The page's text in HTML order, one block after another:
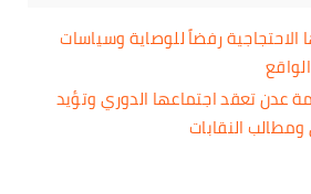
الاحتجاجية رفضاً للوصاية وسياسات
عدن تعقد اجتماعها الدوري وتؤيد
النقابات